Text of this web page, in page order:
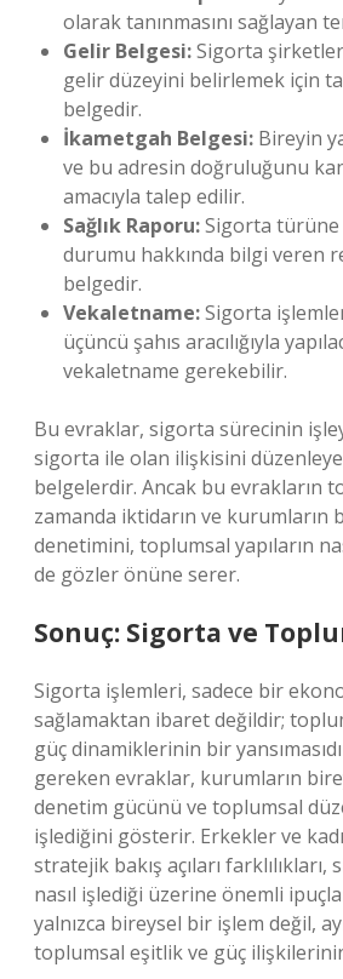
olarak tanınmasını sağlayan
Gelir Belgesi:Sigorta
gelir düzeyini belirlemek için
belgedir.
İkametgah Belgesi: Bireyin
ve bu adresin doğruluğunu
amacıyla talep edilir.
Sağlık Raporu:Sigorta türüne
durumu hakkında bilgi veren
belgedir.
Vekaletname:Sigorta
üçüncü şahıs aracılığıyla
vekaletname gerekebilir.
Bu evraklar, sigorta sürecinin
sigorta ile olan ilişkisini
belgelerdir. Ancak bu evrakların
zamanda iktidarın ve kurumların
denetimini, toplumsal yapıların
de gözler önüne serer.
Sonuç: Sigorta ve
Sigorta işlemleri, sadece bir
sağlamaktan ibaret değildir;
güç dinamiklerinin bir
gereken evraklar, kurumların
denetim gücünü ve toplumsal
işlediğini gösterir. Erkekler ve
stratejik bakış açıları
nasıl işlediği üzerine önemli
yalnızca bireysel bir işlem değil,
toplumsal eşitlik ve güç